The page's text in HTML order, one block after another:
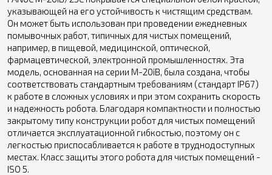
указывающей на его устойчивость к чистящим средствам.
Он может быть использован при проведении ежедневных
помывочных работ, типичных для чистых помещений,
например, в пищевой, медицинской, оптической,
фармацевтической, электронной промышленностях. Эта
модель, основанная на серии M-20iB, была создана, чтобы
соответствовать стандартным требованиям (стандарт IP67)
к работе в сложных условиях и при этом сохранить скорость
и надежность робота. Благодаря компактности и полностью
закрытому типу конструкции робот для чистых помещений
отличается эксплуатационной гибкостью, поэтому он с
легкостью приспосабливается к работе в труднодоступных
местах. Класс защиты этого робота для чистых помещений -
ISO 5.